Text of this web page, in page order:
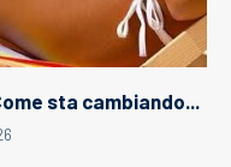
sta cambiando...